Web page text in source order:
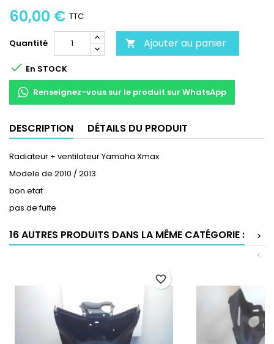
60,00 € TTC
Quantité  Ajouter au panier
 En STOCK
Renseignez-vous sur le produit sur WhatsApp
DESCRIPTION DÉTAILS DU PRODUIT
Radiateur + ventilateur Yamaha Xmax
Modele de 2010 / 2013
bon etat
pas de fuite
16 AUTRES PRODUITS DANS LA MÊME CATÉGORIE :
>
<
favorite_border